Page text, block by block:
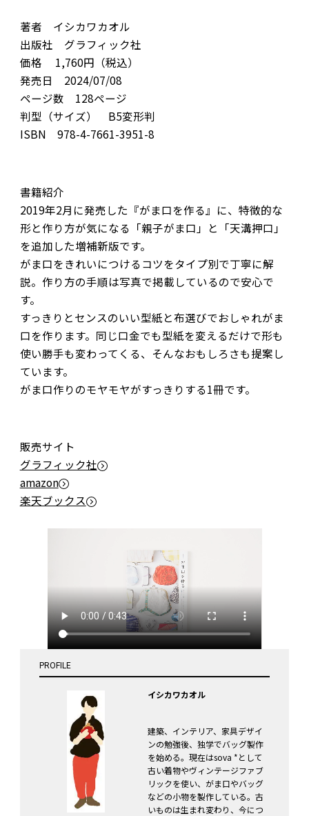
著者 イシカワカオル
出版社 グラフィック社
価格 1,760円（税込）
発売日 2024/07/08
ページ数 128ページ
判型（サイズ） B5変形判
ISBN 978-4-7661-3951-8
書籍紹介
2019年2月に発売した『がま口を作る』に、特徴的な
形と作り方が気になる「親子がま口」と「天溝押口」
を追加した増補新版です。
がま口をきれいにつけるコツをタイプ別で丁寧に解
説。作り方の手順は写真で掲載しているので安心で
す。
すっきりとセンスのいい型紙と布選びでおしゃれがま
口を作ります。同じ口金でも型紙を変えるだけで形も
使い勝手も変わってくる、そんなおもしろさも提案し
ています。
がま口作りのモヤモヤがすっきりする1冊です。
販売サイト
グラフィック社
amazon
楽天ブックス
PROFILE
イシカワカオル
建築、インテリア、家具デザイ
ンの勉強後、独学でバッグ製作
を始める。現在はsova *として
古い着物やヴィンテージファブ
リックを使い、がま口やバッグ
などの小物を製作している。古
いものは生まれ変わり、今につ